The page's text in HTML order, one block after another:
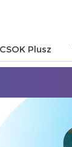
CSOK Plusz